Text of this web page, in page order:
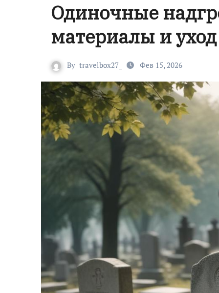
Одиночные
материалы и уход
By travelbox27_ Фев 15, 2026